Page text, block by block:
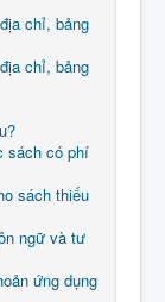
chỉ, bảng
chỉ, bảng
sách có phí
sách thiếu
ngữ và tư
ứng dụng